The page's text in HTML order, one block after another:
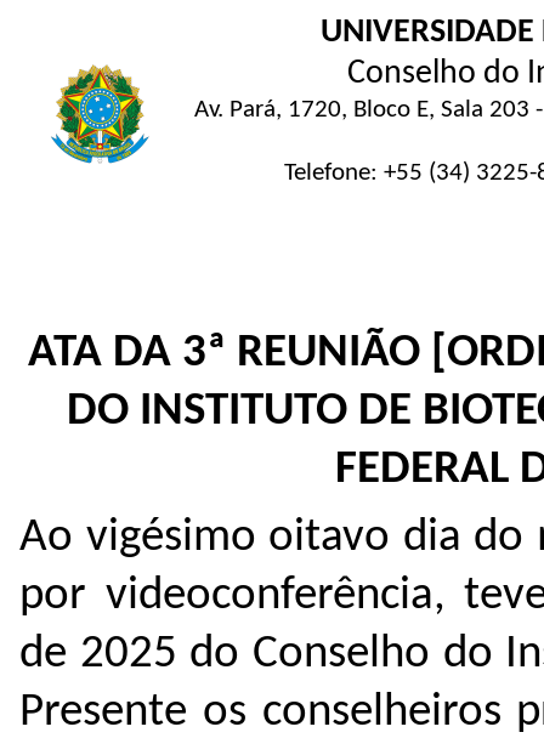
Conselho do
Av. Pará, 1720, Bloco E, Sala
Telefone: +55 (34)
ATA DA 3ª REUNIÃO
DO INSTITUTO DE
FEDERAL
Ao vigésimo oitavo dia do
por videoconferência,
de 2025 do Conselho do
Presente os conselheiros